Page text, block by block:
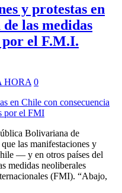
y protestas en
las medidas
por el F.M.I.
HORA 0
Bolivariana de
las manifestaciones y
— y en otros países del
medidas neoliberales
(FMI). “Abajo,